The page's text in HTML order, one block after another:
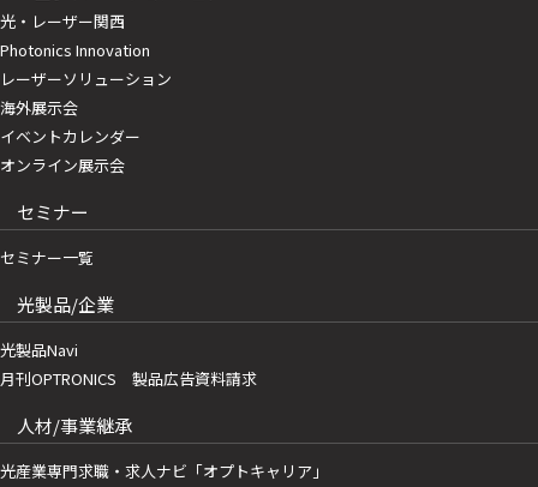
光・レーザー関西
Photonics Innovation
レーザーソリューション
海外展示会
イベントカレンダー
オンライン展示会
セミナー
セミナー一覧
光製品/企業
光製品Navi
月刊OPTRONICS 製品広告資料請求
人材/事業継承
光産業専門求職・求人ナビ「オプトキャリア」